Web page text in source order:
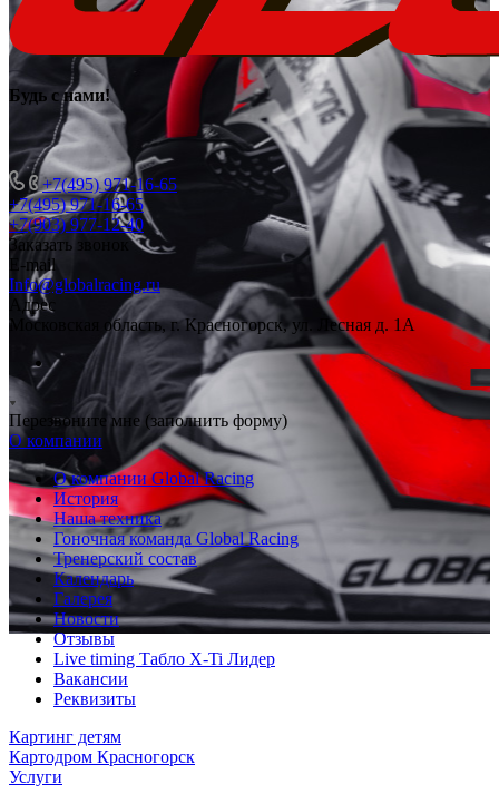
Будь с нами!
+7(495) 971-16-65
+7(495) 971-16-65
+7(903) 977-12-40
Заказать звонок
E-mail
Info@globalracing.ru
Адрес
Московская область, г. Красногорск, ул. Лесная д. 1А
Перезвоните мне (заполнить форму)
О компании
О компании Global Racing
История
Наша техника
Гоночная команда Global Racing
Тренерский состав
Календарь
Галерея
Новости
Отзывы
Live timing Табло X-Ti Лидер
Вакансии
Реквизиты
Картинг детям
Картодром Красногорск
Услуги